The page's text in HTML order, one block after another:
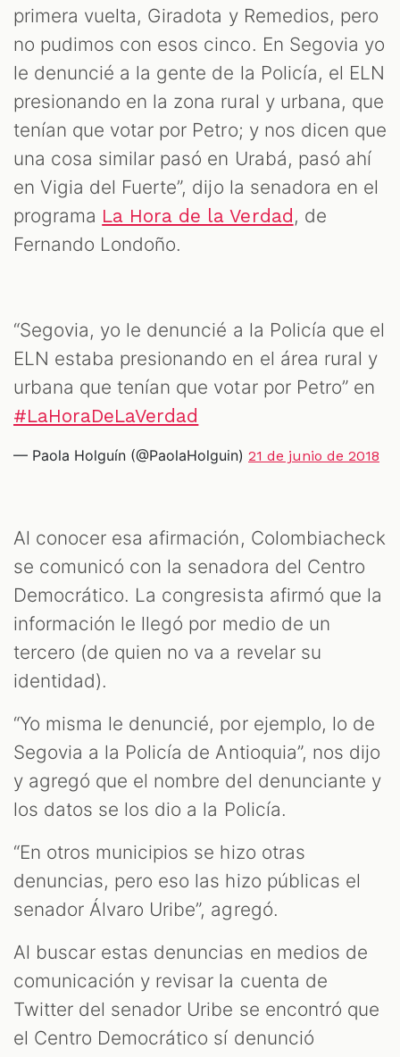
primera vuelta, Giradota y Remedios, pero
no pudimos con esos cinco. En Segovia yo
le denuncié a la gente de la Policía, el ELN
presionando en la zona rural y urbana, que
tenían que votar por Petro; y nos dicen que
una cosa similar pasó en Urabá, pasó ahí
en Vigia del Fuerte”, dijo la senadora en el
programa La Hora de la Verdad , de
Fernando Londoño.
“Segovia, yo le denuncié a la Policía que el
ELN estaba presionando en el área rural y
urbana que tenían que votar por Petro” en
#LaHoraDeLaVerdad
— Paola Holguín (@PaolaHolguin) 21 de junio de 2018
Al conocer esa afirmación, Colombiacheck
se comunicó con la senadora del Centro
Democrático. La congresista afirmó que la
información le llegó por medio de un
tercero (de quien no va a revelar su
identidad).
“Yo misma le denuncié, por ejemplo, lo de
Segovia a la Policía de Antioquia”, nos dijo
y agregó que el nombre del denunciante y
los datos se los dio a la Policía.
“En otros municipios se hizo otras
denuncias, pero eso las hizo públicas el
senador Álvaro Uribe”, agregó.
Al buscar estas denuncias en medios de
comunicación y revisar la cuenta de
Twitter del senador Uribe se encontró que
el Centro Democrático sí denunció